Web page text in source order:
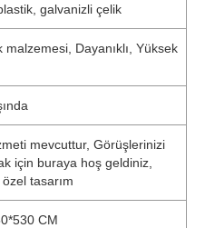
galvanizli çelik
malzemesi, Dayanıklı, Yüksek
mevcuttur, Görüşlerinizi
için buraya hoş geldiniz,
tasarım
CM